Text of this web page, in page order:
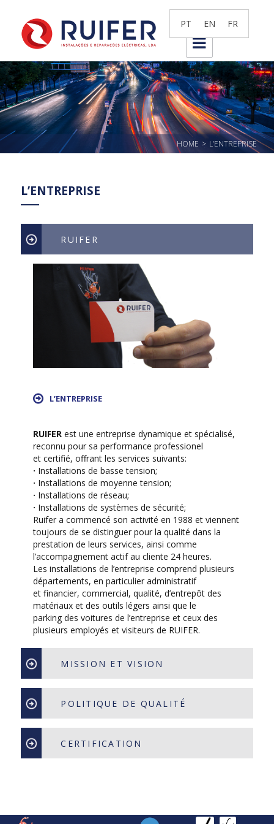
PT EN FR
Ruifer
HOME > L’ENTREPRISE
L’ENTREPRISE
RUIFER
L’ENTREPRISE
RUIFER est une entreprise dynamique et spécialisé,
reconnu pour sa performance professionel
et certifié, offrant les services suivants:
· Installations de basse tension;
· Installations de moyenne tension;
· Installations de réseau;
· Installations de systèmes de sécurité;
Ruifer a commencé son activité en 1988 et viennent
toujours de se distinguer pour la qualité dans la
prestation de leurs services, ainsi comme
l’accompagnement actif au cliente 24 heures.
Les installations de l’entreprise comprend plusieurs
départements, en particulier administratif
et financier, commercial, qualité, d’entrepôt des
matériaux et des outils légers ainsi que le
parking des voitures de l’entreprise et ceux des
plusieurs employés et visiteurs de RUIFER.
MISSION ET VISION
POLITIQUE DE QUALITÉ
CERTIFICATION